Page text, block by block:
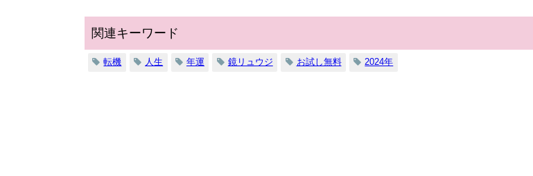
関連キーワード
転機 人生 年運 鏡リュウジ お試し無料 2024年